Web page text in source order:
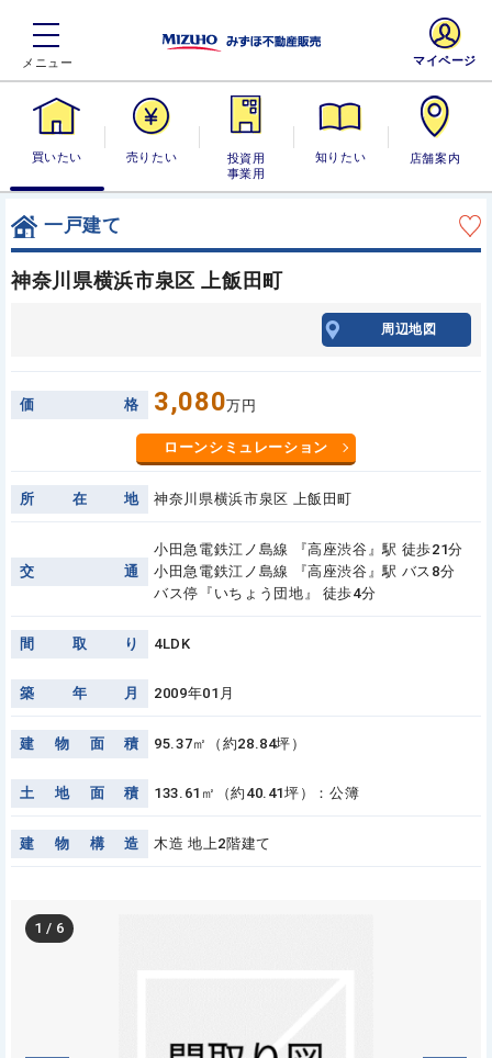
買いたい 売りたい
投資用・事業
用
知りたい 店舗案内
マイページ
一戸建て
神奈川県横浜市泉区 上飯田町
周辺地図
価 格 3,080万円
ローンシミュレーション
所 在 地 神奈川県横浜市泉区 上飯田町
交 通
小田急電鉄江ノ島線 『高座渋谷』駅 徒歩21分
小田急電鉄江ノ島線 『高座渋谷』駅 バス8分
バス停『いちょう団地』 徒歩4分
間 取 り 4LDK
築 年 月 2009年01月
建 物 面 積 95.37㎡（約28.84坪）
土 地 面 積 133.61㎡（約40.41坪）：公簿
建 物 構 造 木造 地上2階建て
1 / 6